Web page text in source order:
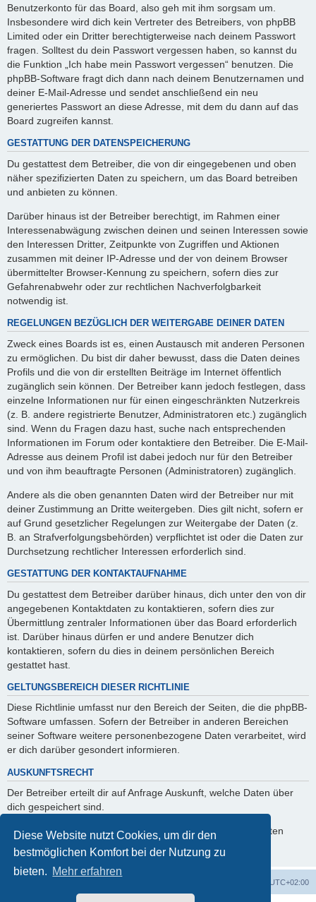
Diese Website nutzt Cookies, um dir den
bestmöglichen Komfort bei der Nutzung zu
bieten. Mehr erfahren
Benutzerkonto für das Board, also geh mit ihm sorgsam um.
Insbesondere wird dich kein Vertreter des Betreibers, von phpBB
Limited oder ein Dritter berechtigterweise nach deinem Passwort
fragen. Solltest du dein Passwort vergessen haben, so kannst du
die Funktion „Ich habe mein Passwort vergessen“ benutzen. Die
phpBB-Software fragt dich dann nach deinem Benutzernamen und
deiner E-Mail-Adresse und sendet anschließend ein neu
generiertes Passwort an diese Adresse, mit dem du dann auf das
Board zugreifen kannst.
GESTATTUNG DER DATENSPEICHERUNG
Du gestattest dem Betreiber, die von dir eingegebenen und oben
näher spezifizierten Daten zu speichern, um das Board betreiben
und anbieten zu können.
Darüber hinaus ist der Betreiber berechtigt, im Rahmen einer
Interessenabwägung zwischen deinen und seinen Interessen sowie
den Interessen Dritter, Zeitpunkte von Zugriffen und Aktionen
zusammen mit deiner IP-Adresse und der von deinem Browser
übermittelter Browser-Kennung zu speichern, sofern dies zur
Gefahrenabwehr oder zur rechtlichen Nachverfolgbarkeit
notwendig ist.
REGELUNGEN BEZÜGLICH DER WEITERGABE DEINER DATEN
Zweck eines Boards ist es, einen Austausch mit anderen Personen
zu ermöglichen. Du bist dir daher bewusst, dass die Daten deines
Profils und die von dir erstellten Beiträge im Internet öffentlich
zugänglich sein können. Der Betreiber kann jedoch festlegen, dass
einzelne Informationen nur für einen eingeschränkten Nutzerkreis
(z. B. andere registrierte Benutzer, Administratoren etc.) zugänglich
sind. Wenn du Fragen dazu hast, suche nach entsprechenden
Informationen im Forum oder kontaktiere den Betreiber. Die E-Mail-
Adresse aus deinem Profil ist dabei jedoch nur für den Betreiber
und von ihm beauftragte Personen (Administratoren) zugänglich.
Andere als die oben genannten Daten wird der Betreiber nur mit
deiner Zustimmung an Dritte weitergeben. Dies gilt nicht, sofern er
auf Grund gesetzlicher Regelungen zur Weitergabe der Daten (z.
B. an Strafverfolgungsbehörden) verpflichtet ist oder die Daten zur
Durchsetzung rechtlicher Interessen erforderlich sind.
GESTATTUNG DER KONTAKTAUFNAHME
Du gestattest dem Betreiber darüber hinaus, dich unter den von dir
angegebenen Kontaktdaten zu kontaktieren, sofern dies zur
Übermittlung zentraler Informationen über das Board erforderlich
ist. Darüber hinaus dürfen er und andere Benutzer dich
kontaktieren, sofern du dies in deinem persönlichen Bereich
gestattet hast.
GELTUNGSBEREICH DIESER RICHTLINIE
Diese Richtlinie umfasst nur den Bereich der Seiten, die die phpBB-
Software umfassen. Sofern der Betreiber in anderen Bereichen
seiner Software weitere personenbezogene Daten verarbeitet, wird
er dich darüber gesondert informieren.
AUSKUNFTSRECHT
Der Betreiber erteilt dir auf Anfrage Auskunft, welche Daten über
dich gespeichert sind.
Du kannst jederzeit die Löschung bzw. Sperrung deiner Daten
verlangen. Kontaktiere hierzu bitte den Betreiber.
UTC+02:00